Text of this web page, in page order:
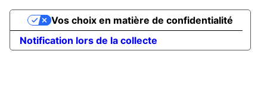
Notification lors de la collecte
Vos choix en matière de confidentialité